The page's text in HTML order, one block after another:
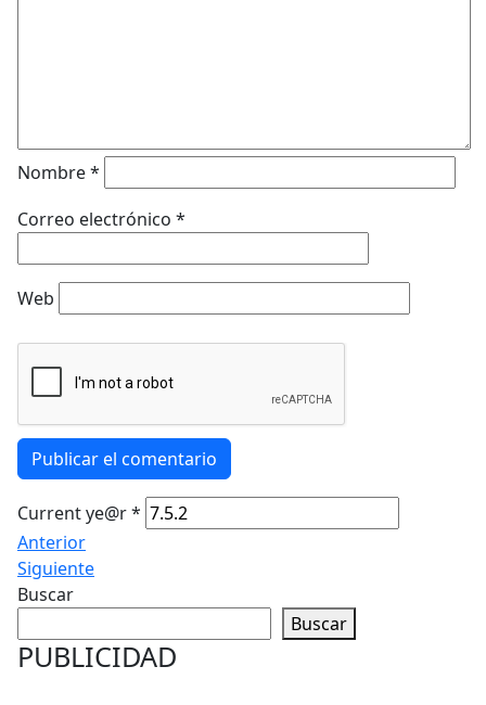
Nombre*
Correo electrónico *
Web
Publicar el comentario
Current ye@r*
Anterior
Siguiente
Buscar
Buscar
PUBLICIDAD